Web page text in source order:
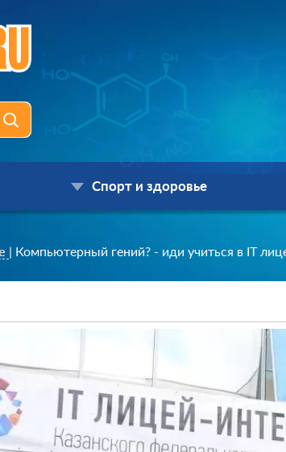
Спорт и здоровье
| Компьютерный гений? - иди учиться в IT